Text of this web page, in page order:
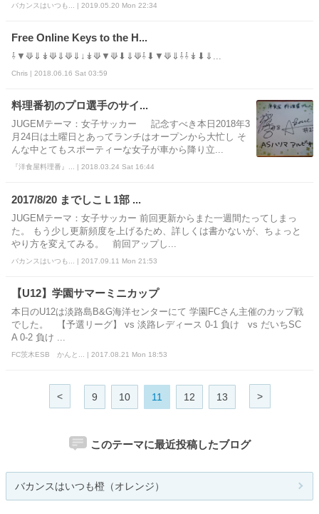
バカンスはいつも... | 2019.05.20 Mon 22:34
Free Online Keys to the H...
⇩▼⟱⇓↡⟱⇓⟱⇓↓↡⟱▼⟱⬇⇓⟱⇩⬇▼⟱⇓⇩⇩↡⬇⇓...
Chris | 2018.06.16 Sat 03:59
料理番初のプロ選手のサイ...
JUGEMテーマ：女子サッカー 記念すべき本日2018年3
月24日は土曜日とあってランチはオープンから大忙し そ
んな中とてもスポーティーな女子が車から降り立...
『洋食屋料理番』... | 2018.03.24 Sat 16:44
2017/8/20 までしこＬ1部 ...
JUGEMテーマ：女子サッカー 前回更新からまた一週間たってしまっ
た。 もう少し更新頻度を上げるため、詳しくは書かないが、ちょっと
やり方を変えてみる。 前回アップし...
バカンスはいつも... | 2017.09.11 Mon 21:53
【U12】学園サマーミニカップ
本日のU12は淡路島B&G海洋センターにて 学園FCさん主催のカップ戦
でした。 【予選リーグ】 vs 淡路レディース 0-1 負け vs だいちSC
A 0-2 負け ...
FC茨木ESB かんと... | 2017.08.21 Mon 18:53
< 9 10 11 12 13 >
このテーマに最近投稿したブログ
バカンスはいつも橙（オレンジ）